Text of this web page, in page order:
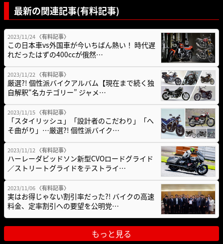
最新の関連記事(有料記事)
2023/11/24 〈有料記事〉
この日本車vs外国車が今いちばん熱い！ 時代遅
れだったはずの400ccが俄然…
2023/11/22 〈有料記事〉
厳選?! 個性派バイクアルバム【現在まで続く独
自解釈“名カテゴリー” ジャメ…
2023/11/15 〈有料記事〉
「スタイリッシュ」「設計者のこだわり」「へ
そ曲がり」…厳選?! 個性派バイク…
2023/11/12 〈有料記事〉
ハーレーダビッドソン新型CVOロードグライド
／ストリートグライドをテストライ…
2023/11/06 〈有料記事〉
実はお得じゃない割引率だった?! バイクの高速
料金、定率割引への要望を公明党…
もっと見る